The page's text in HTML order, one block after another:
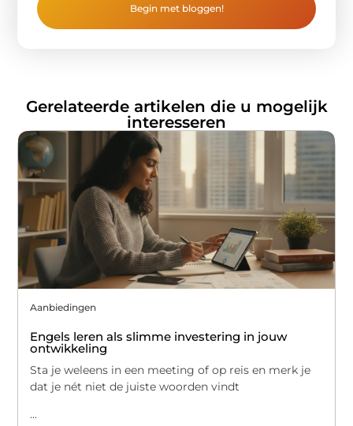
Begin met bloggen!
Gerelateerde artikelen die u mogelijk
interesseren
Aanbiedingen
Engels leren als slimme investering in jouw
ontwikkeling
Sta je weleens in een meeting of op reis en merk je
dat je nét niet de juiste woorden vindt
...